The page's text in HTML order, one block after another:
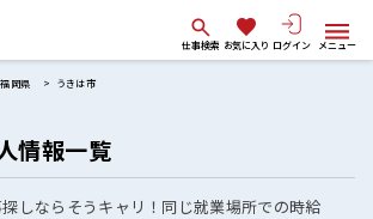
仕事検索 お気に入り ログイン メニュー
福岡県 うきは市
情報一覧
しならそうキャリ！同じ就業場所での時給